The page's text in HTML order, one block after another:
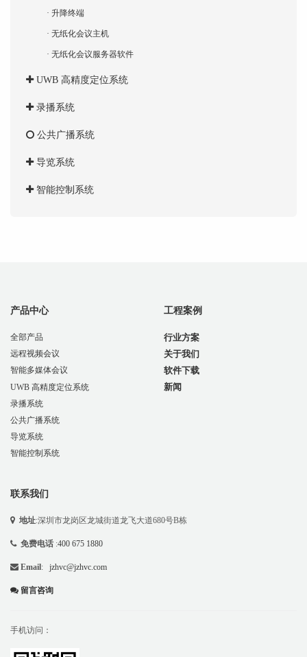
· 升降终端
· 无纸化会议主机
· 无纸化会议服务器软件
UWB 高精度定位系统
录播系统
公共广播系统
导览系统
智能控制系统
产品中心
全部产品
远程视频会议
智能多媒体会议
UWB 高精度定位系统
录播系统
公共广播系统
导览系统
智能控制系统
工程案例
行业方案
关于我们
软件下载
新闻
联系我们
地址:深圳市龙岗区龙城街道龙飞大道680号B栋
免费电话 :400 675 1880
Email: jzhvc@jzhvc.com
留言咨询
手机访问：